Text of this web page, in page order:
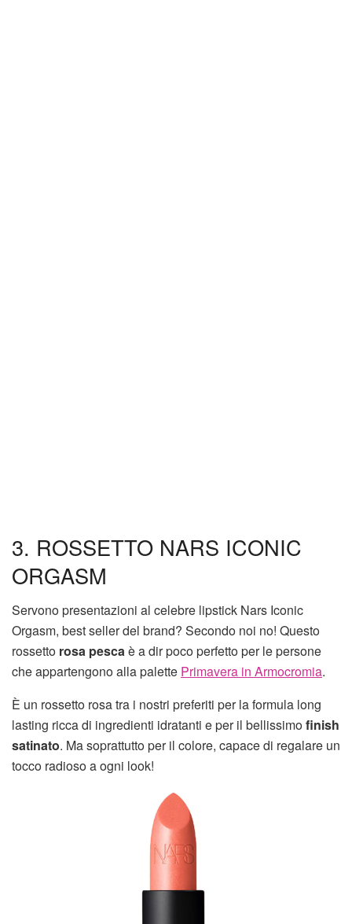
3. ROSSETTO NARS ICONIC
ORGASM
Servono presentazioni al celebre lipstick Nars Iconic
Orgasm, best seller del brand? Secondo noi no! Questo
rossetto rosa pescaè a dir poco perfetto per le persone
che appartengono alla palette Primavera in Armocromia.
È un rossetto rosa tra i nostri preferiti per la formula long
lasting ricca di ingredienti idratanti e per il bellissimofinish
satinato. Ma soprattutto per il colore, capace di regalare un
tocco radioso a ogni look!